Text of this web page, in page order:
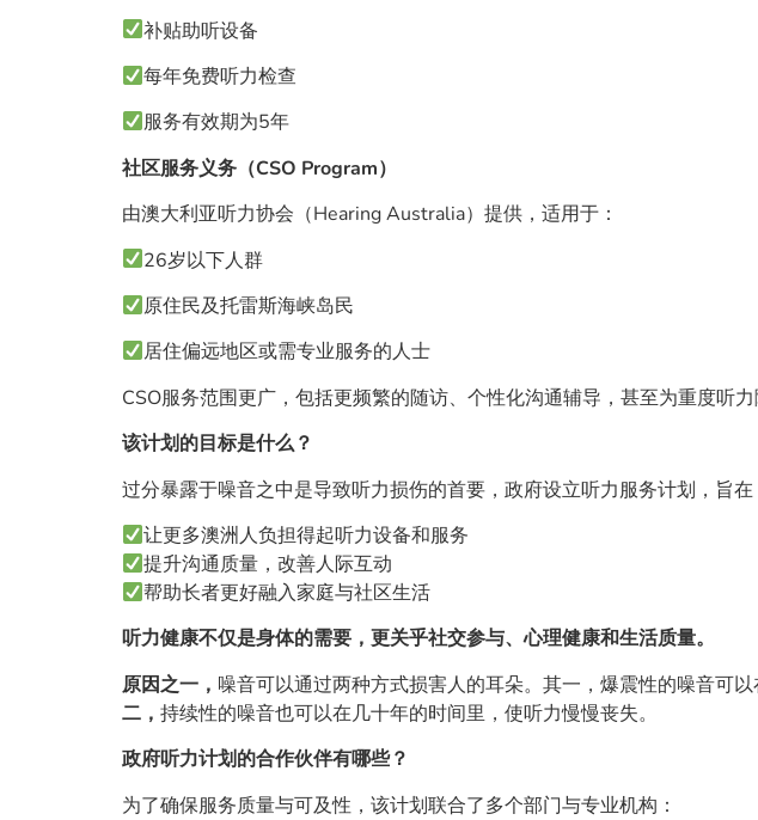
补贴助听设备
每年免费听力检查
服务有效期为5年
社区服务义务（CSO Program）
由澳大利亚听力协会（Hearing Australia）提供，适用于：
26岁以下人群
原住民及托雷斯海峡岛民
居住偏远地区或需专业服务的人士
CSO服务范围更广，包括更频繁的随访、个性化沟通辅导，甚至为重度听力
该计划的目标是什么？
过分暴露于噪音之中是导致听力损伤的首要，政府设立听力服务计划，旨在
让更多澳洲人负担得起听力设备和服务
提升沟通质量，改善人际互动
帮助长者更好融入家庭与社区生活
听力健康不仅是身体的需要，更关乎社交参与、心理健康和生活质量。
原因之一， 噪音可以通过两种方式损害人的耳朵。其一，爆震性的噪音可
二， 持续性的噪音也可以在几十年的时间里，使听力慢慢丧失。
政府听力计划的合作伙伴有哪些？
为了确保服务质量与可及性，该计划联合了多个部门与专业机构：